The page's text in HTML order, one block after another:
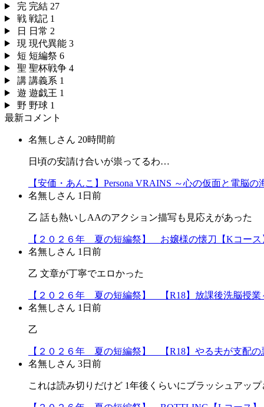
完 完結 27
戦 戦記 1
日
日常 2
現 現代異能 3
短 短編祭 6
聖 聖杯戦争 4
講 講義系 1
遊 遊戯王 1
野 野球 1
最新コメント
名無しさん 20時間前
日頃の安請け合いが祟ってるわ…
【安価・あんこ】Persona VRAINS ～心の仮面と電
名無しさん 1日前
乙 話も熱いしAAのアクション描写も見応えがあった
【２０２６年 夏の短編祭】 お嬢様の懐刀【Kコース
名無しさん 1日前
乙 文章が丁寧でエロかった
【２０２６年 夏の短編祭】 【R18】放課後洗脳授
名無しさん 1日前
乙
【２０２６年 夏の短編祭】 【R18】やる夫が支配の
名無しさん 3日前
これは読み切りだけど 1年後くらいにブラッシュアッ